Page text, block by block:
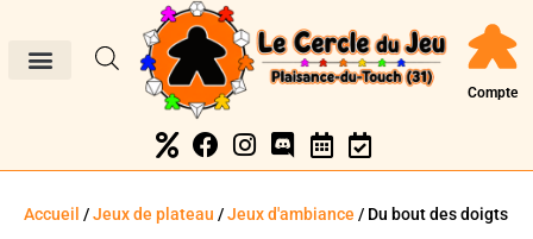
Compte
Accueil /Jeux de plateau /Jeux d'ambiance / Du bout des doigts